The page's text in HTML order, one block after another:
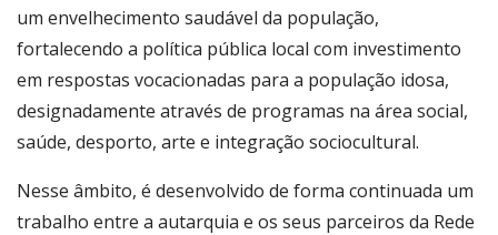
um envelhecimento saudável da população,
fortalecendo a política pública local com investimento
em respostas vocacionadas para a população idosa,
designadamente através de programas na área social,
saúde, desporto, arte e integração sociocultural.
Nesse âmbito, é desenvolvido de forma continuada um
trabalho entre a autarquia e os seus parceiros da Rede